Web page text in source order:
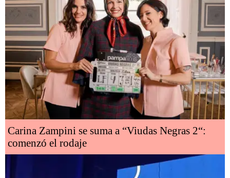
Carina Zampini se suma a “Viudas Negras 2“:
comenzó el rodaje